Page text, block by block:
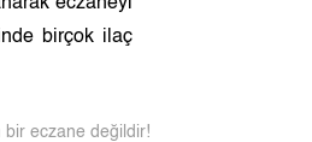
birçok ilaç
bir eczane değildir!